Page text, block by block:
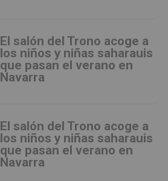
El salón del Trono acoge a
los niños y niñas saharauis
que pasan el verano en
Navarra
El salón del Trono acoge a
los niños y niñas saharauis
que pasan el verano en
Navarra